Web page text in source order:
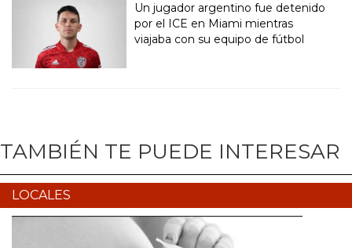
Un jugador argentino fue detenido
por el ICE en Miami mientras
viajaba con su equipo de fútbol
TAMBIÉN TE PUEDE INTERESAR
LOCALES